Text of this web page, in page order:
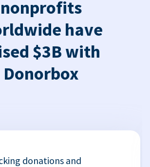
nonprofits
have
$3B with
Donorbox
donations and